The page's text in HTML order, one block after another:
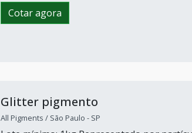
Cotar agora
Glitter pigmento
All Pigments / São Paulo - SP